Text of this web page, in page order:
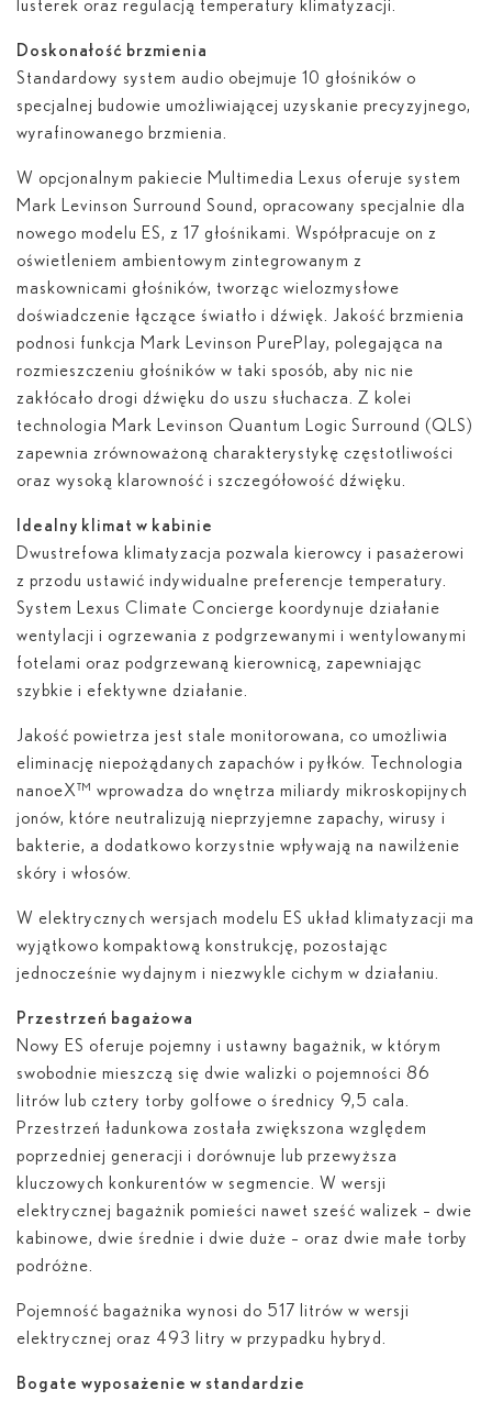
lusterek oraz regulacją temperatury klimatyzacji.
Doskonałość brzmienia
Standardowy system audio obejmuje 10 głośników o
specjalnej budowie umożliwiającej uzyskanie precyzyjnego,
wyrafinowanego brzmienia.
W opcjonalnym pakiecie Multimedia Lexus oferuje system
Mark Levinson Surround Sound, opracowany specjalnie dla
nowego modelu ES, z 17 głośnikami. Współpracuje on z
oświetleniem ambientowym zintegrowanym z
maskownicami głośników, tworząc wielozmysłowe
doświadczenie łączące światło i dźwięk. Jakość brzmienia
podnosi funkcja Mark Levinson PurePlay, polegająca na
rozmieszczeniu głośników w taki sposób, aby nic nie
zakłócało drogi dźwięku do uszu słuchacza. Z kolei
technologia Mark Levinson Quantum Logic Surround (QLS)
zapewnia zrównoważoną charakterystykę częstotliwości
oraz wysoką klarowność i szczegółowość dźwięku.
Idealny klimat w kabinie
Dwustrefowa klimatyzacja pozwala kierowcy i pasażerowi
z przodu ustawić indywidualne preferencje temperatury.
System Lexus Climate Concierge koordynuje działanie
wentylacji i ogrzewania z podgrzewanymi i wentylowanymi
fotelami oraz podgrzewaną kierownicą, zapewniając
szybkie i efektywne działanie.
Jakość powietrza jest stale monitorowana, co umożliwia
eliminację niepożądanych zapachów i pyłków. Technologia
nanoeX™ wprowadza do wnętrza miliardy mikroskopijnych
jonów, które neutralizują nieprzyjemne zapachy, wirusy i
bakterie, a dodatkowo korzystnie wpływają na nawilżenie
skóry i włosów.
W elektrycznych wersjach modelu ES układ klimatyzacji ma
wyjątkowo kompaktową konstrukcję, pozostając
jednocześnie wydajnym i niezwykle cichym w działaniu.
Przestrzeń bagażowa
Nowy ES oferuje pojemny i ustawny bagażnik, w którym
swobodnie mieszczą się dwie walizki o pojemności 86
litrów lub cztery torby golfowe o średnicy 9,5 cala.
Przestrzeń ładunkowa została zwiększona względem
poprzedniej generacji i dorównuje lub przewyższa
kluczowych konkurentów w segmencie. W wersji
elektrycznej bagażnik pomieści nawet sześć walizek – dwie
kabinowe, dwie średnie i dwie duże – oraz dwie małe torby
podróżne.
Pojemność bagażnika wynosi do 517 litrów w wersji
elektrycznej oraz 493 litry w przypadku hybryd.
Bogate wyposażenie w standardzie